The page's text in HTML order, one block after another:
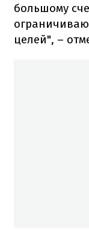
большому
целей", –